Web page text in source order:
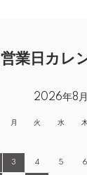
営業日カレ
2026年8月
月 火 水
3 4 5 6